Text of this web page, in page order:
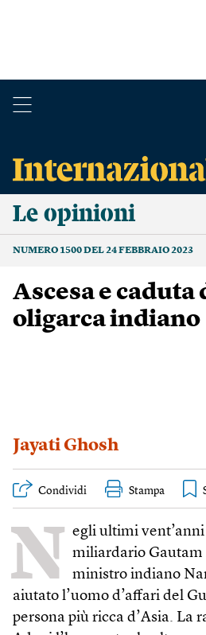
Le opinioni
NUMERO 1500 DEL 24 FEBBRAIO 2023
Ascesa e caduta
oligarca indiano
Jayati Ghosh
Condividi Stampa
N egli ultimi
miliardario
ministro indiano
aiutato l’uomo d’affari del
persona più ricca d’Asia. La